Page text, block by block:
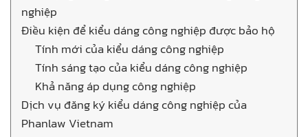
nghiệp
Điều kiện để kiểu dáng công nghiệp được bảo hộ
Tính mới của kiểu dáng công nghiệp
Tính sáng tạo của kiểu dáng công nghiệp
Khả năng áp dụng công nghiệp
Dịch vụ đăng ký kiểu dáng công nghiệp của
Phanlaw Vietnam